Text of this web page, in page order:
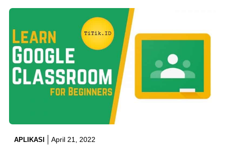
APLIKASI April 21, 2022